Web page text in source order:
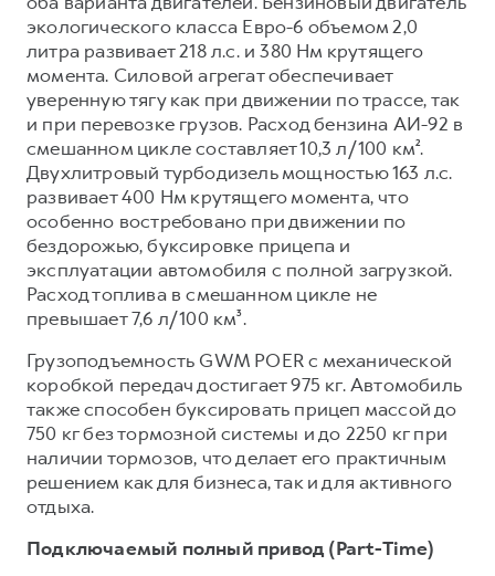
экологического класса Евро-6 объемом 2,0
литра развивает 218 л.с. и 380 Нм крутящего
момента. Силовой агрегат обеспечивает
уверенную тягу как при движении по трассе, так
и при перевозке грузов. Расход бензина АИ-92 в
смешанном цикле составляет 10,3 л/100 км².
Двухлитровый турбодизель мощностью 163 л.с.
развивает 400 Нм крутящего момента, что
особенно востребовано при движении по
бездорожью, буксировке прицепа и
эксплуатации автомобиля с полной загрузкой.
Расход топлива в смешанном цикле не
превышает 7,6 л/100 км³.
Грузоподъемность GWM POER с механической
коробкой передач достигает 975 кг. Автомобиль
также способен буксировать прицеп массой до
750 кг без тормозной системы и до 2250 кг при
наличии тормозов, что делает его практичным
решением как для бизнеса, так и для активного
отдыха.
Подключаемый полный привод (Part-Time)